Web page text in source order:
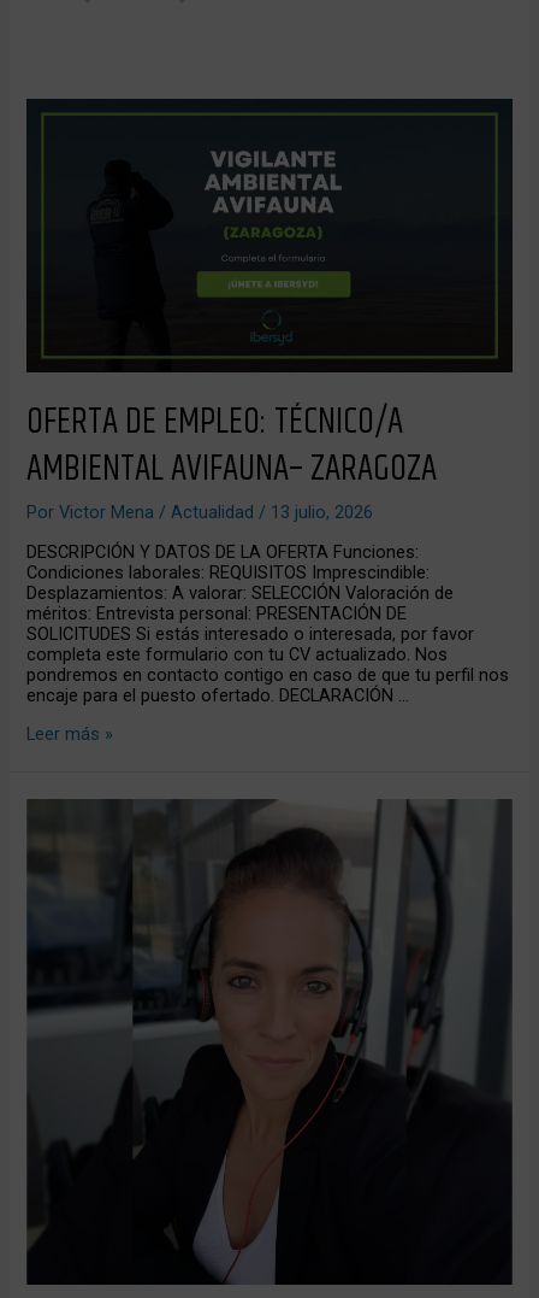
OFERTA DE EMPLEO: TÉCNICO/A
AMBIENTAL AVIFAUNA– ZARAGOZA
PorVictor Mena/Actualidad / 13 julio, 2026
DESCRIPCIÓN Y DATOS DE LA OFERTA Funciones:
Condiciones laborales: REQUISITOS Imprescindible:
Desplazamientos: A valorar: SELECCIÓN Valoración de
méritos: Entrevista personal: PRESENTACIÓN DE
SOLICITUDES Si estás interesado o interesada, por favor
completa este formulario con tu CV actualizado. Nos
pondremos en contacto contigo en caso de que tu perfil nos
encaje para el puesto ofertado. DECLARACIÓN …
Leer más »
o